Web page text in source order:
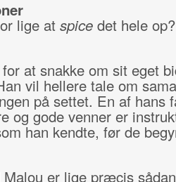
lige at spicedet hele
at snakke om sit eget
vil hellere tale om
på settet. En af hans
og gode venner er
han kendte, før de
Malou er lige præcis